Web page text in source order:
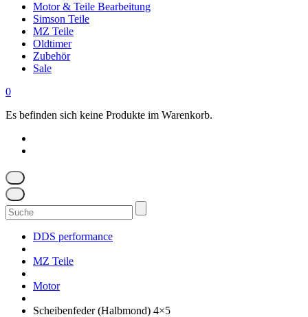
Motor & Teile Bearbeitung
Simson Teile
MZ Teile
Oldtimer
Zubehör
Sale
0
Es befinden sich keine Produkte im Warenkorb.
Suchen
nach:
DDS performance
MZ Teile
Motor
Scheibenfeder (Halbmond) 4×5